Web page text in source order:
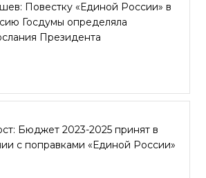
Повестку «Единой России» в
Госдумы определяла
Президента
Бюджет 2023-2025 принят в
с поправками «Единой России»